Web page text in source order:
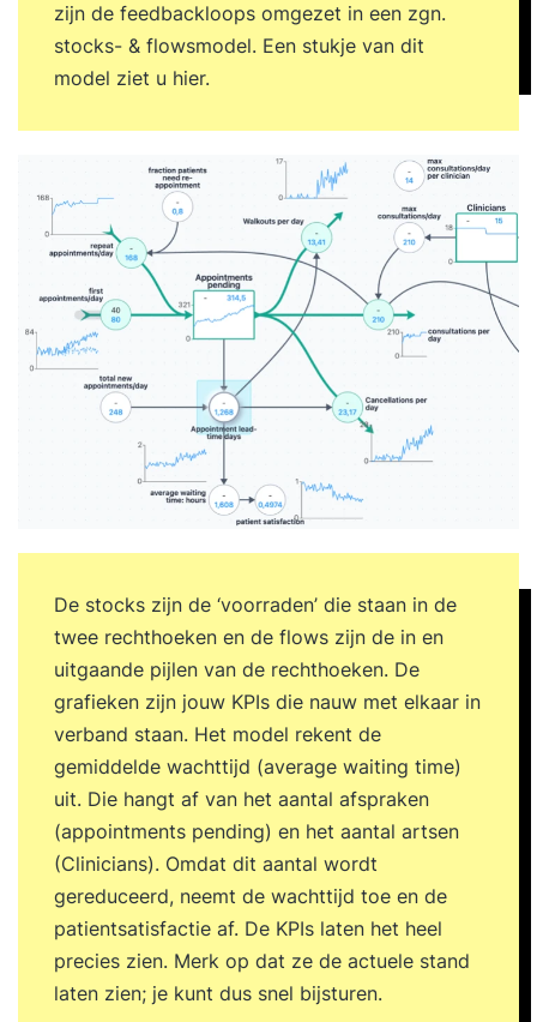
zijn de feedbackloops omgezet in een zgn.
stocks- & flowsmodel. Een stukje van dit
model ziet u hier.
De stocks zijn de ‘voorraden’ die staan in de
twee rechthoeken en de flows zijn de in en
uitgaande pijlen van de rechthoeken. De
grafieken zijn jouw KPIs die nauw met elkaar in
verband staan. Het model rekent de
gemiddelde wachttijd (average waiting time)
uit. Die hangt af van het aantal afspraken
(appointments pending) en het aantal artsen
(Clinicians). Omdat dit aantal wordt
gereduceerd, neemt de wachttijd toe en de
patientsatisfactie af. De KPIs laten het heel
precies zien. Merk op dat ze de actuele stand
laten zien; je kunt dus snel bijsturen.